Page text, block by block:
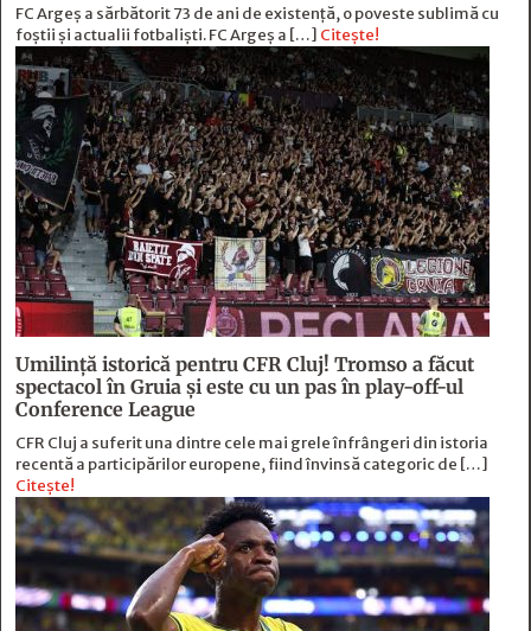
FC Argeș a sărbătorit 73 de ani de existență, o poveste sublimă cu
foștii și actualii fotbaliști. FC Argeș a […] Citește!
Umilință istorică pentru CFR Cluj! Tromso a făcut
spectacol în Gruia și este cu un pas în play-off-ul
Conference League
CFR Cluj a suferit una dintre cele mai grele înfrângeri din istoria
recentă a participărilor europene, fiind învinsă categoric de […]
Citește!